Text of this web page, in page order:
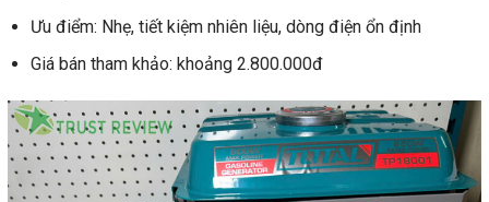
Ưu điểm: Nhẹ, tiết kiệm nhiên liệu, dòng điện ổn định
Giá bán tham khảo: khoảng 2.800.000đ